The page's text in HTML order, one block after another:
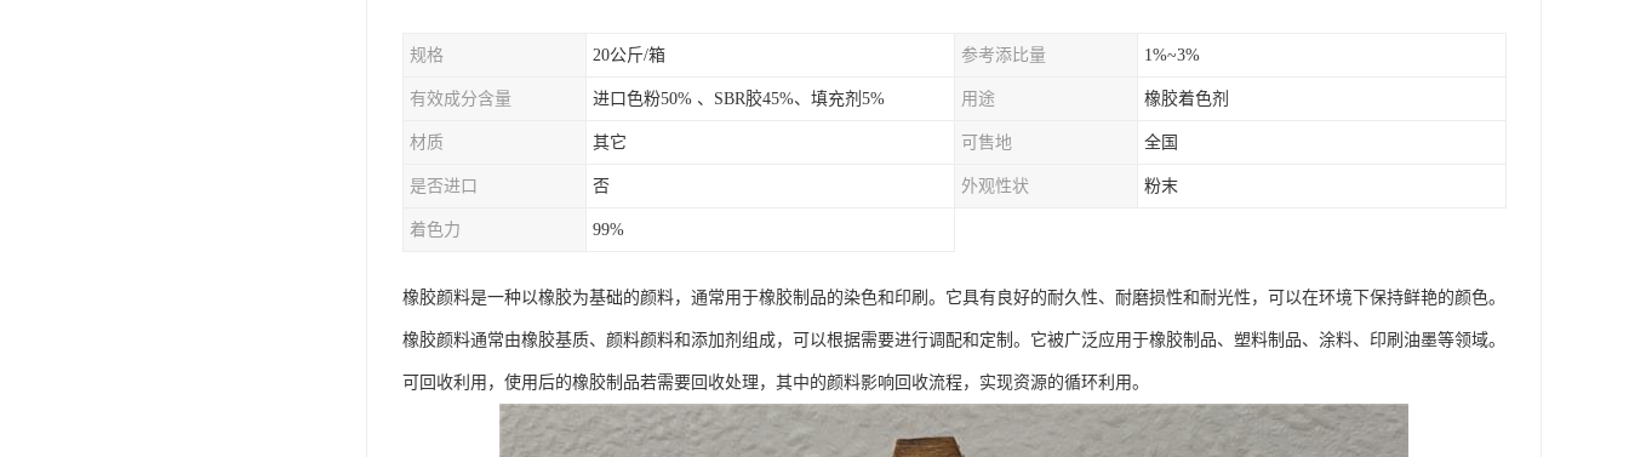
规格 20公斤/箱 参考添比量 1%~3%
有效成分含量 进口色粉50% 、SBR胶45%、填充剂5% 用途 橡胶着色剂
材质 其它 可售地 全国
是否进口 否 外观性状 粉末
着色力 99%
橡胶颜料是一种以橡胶为基础的颜料，通常用于橡胶制品的染色和印刷。它具有良好的耐久性、耐磨损性和耐光性，可以在环境下保持鲜艳的颜色。
橡胶颜料通常由橡胶基质、颜料颜料和添加剂组成，可以根据需要进行调配和定制。它被广泛应用于橡胶制品、塑料制品、涂料、印刷油墨等领域。
可回收利用，使用后的橡胶制品若需要回收处理，其中的颜料影响回收流程，实现资源的循环利用。